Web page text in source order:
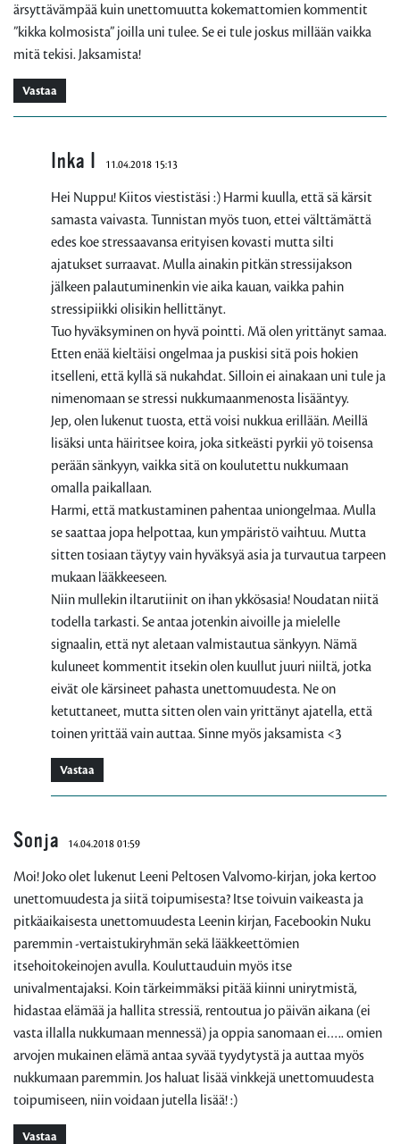
ärsyttävämpää kuin unettomuutta kokemattomien kommentit
”kikka kolmosista” joilla uni tulee. Se ei tule joskus millään vaikka
mitä tekisi. Jaksamista!
Vastaa
Inka I 11.04.2018 15:13
Hei Nuppu! Kiitos viestistäsi :) Harmi kuulla, että sä kärsit
samasta vaivasta. Tunnistan myös tuon, ettei välttämättä
edes koe stressaavansa erityisen kovasti mutta silti
ajatukset surraavat. Mulla ainakin pitkän stressijakson
jälkeen palautuminenkin vie aika kauan, vaikka pahin
stressipiikki olisikin hellittänyt.
Tuo hyväksyminen on hyvä pointti. Mä olen yrittänyt samaa.
Etten enää kieltäisi ongelmaa ja puskisi sitä pois hokien
itselleni, että kyllä sä nukahdat. Silloin ei ainakaan uni tule ja
nimenomaan se stressi nukkumaanmenosta lisääntyy.
Jep, olen lukenut tuosta, että voisi nukkua erillään. Meillä
lisäksi unta häiritsee koira, joka sitkeästi pyrkii yö toisensa
perään sänkyyn, vaikka sitä on koulutettu nukkumaan
omalla paikallaan.
Harmi, että matkustaminen pahentaa uniongelmaa. Mulla
se saattaa jopa helpottaa, kun ympäristö vaihtuu. Mutta
sitten tosiaan täytyy vain hyväksyä asia ja turvautua tarpeen
mukaan lääkkeeseen.
Niin mullekin iltarutiinit on ihan ykkösasia! Noudatan niitä
todella tarkasti. Se antaa jotenkin aivoille ja mielelle
signaalin, että nyt aletaan valmistautua sänkyyn. Nämä
kuluneet kommentit itsekin olen kuullut juuri niiltä, jotka
eivät ole kärsineet pahasta unettomuudesta. Ne on
ketuttaneet, mutta sitten olen vain yrittänyt ajatella, että
toinen yrittää vain auttaa. Sinne myös jaksamista <3
Vastaa
Sonja 14.04.2018 01:59
Moi! Joko olet lukenut Leeni Peltosen Valvomo-kirjan, joka kertoo
unettomuudesta ja siitä toipumisesta? Itse toivuin vaikeasta ja
pitkäaikaisesta unettomuudesta Leenin kirjan, Facebookin Nuku
paremmin -vertaistukiryhmän sekä lääkkeettömien
itsehoitokeinojen avulla. Kouluttauduin myös itse
univalmentajaksi. Koin tärkeimmäksi pitää kiinni unirytmistä,
hidastaa elämää ja hallita stressiä, rentoutua jo päivän aikana (ei
vasta illalla nukkumaan mennessä) ja oppia sanomaan ei….. omien
arvojen mukainen elämä antaa syvää tyydytystä ja auttaa myös
nukkumaan paremmin. Jos haluat lisää vinkkejä unettomuudesta
toipumiseen, niin voidaan jutella lisää! :)
Vastaa